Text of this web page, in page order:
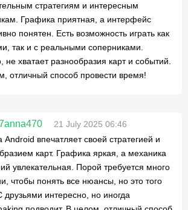
стратегиям и интересным
Графика приятная, а интерфейс
понятен. Есть возможность играть как
так и с реальными соперниками.
не хватает разнообразия карт и событий.
отличный способ провести время!
21 July 2025 06:46
Android впечатляет своей стратегией и
карт. Графика яркая, а механика
увлекательная. Порой требуется много
чтобы понять все нюансы, но это того
друзьями интересно, но иногда